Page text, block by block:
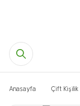
Anasayfa Çift Kişilik